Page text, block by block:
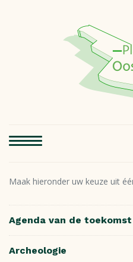
Maak hieronder uw keuze uit
Agenda van de toekomst
Archeologie